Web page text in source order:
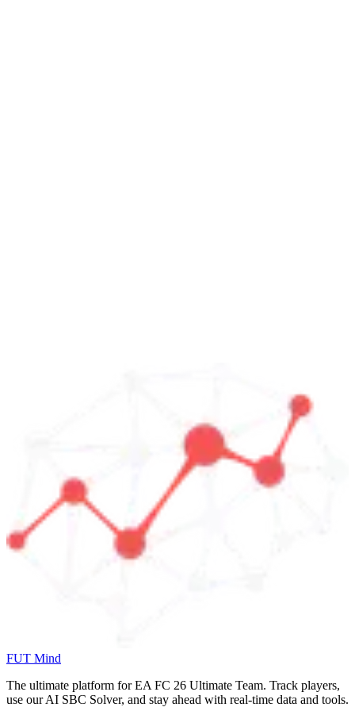
FUT Mind
The ultimate platform for EA FC 26 Ultimate Team. Track players,
use our AI SBC Solver, and stay ahead with real-time data and tools.